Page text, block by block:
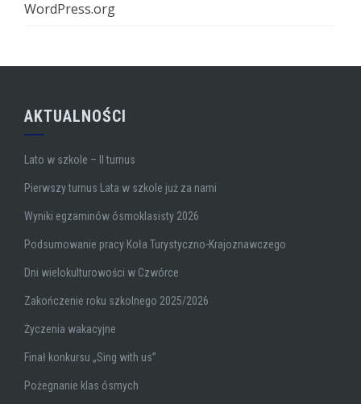
WordPress.org
AKTUALNOŚCI
Lato w szkole – II turnus
Pierwszy turnus Lata w szkole już za nami
Wyniki egzaminów ósmoklasisty 2026
Podsumowanie pracy Koła Turystyczno-Krajoznawczego
Dni wielokulturowości w Czwórce
Zakończenie roku szkolnego 2025/2026
Życzenia wakacyjne
Finał konkursu „Sing with us”
Pożegnanie klas ósmych